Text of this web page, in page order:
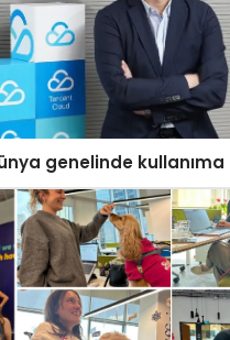
genelinde kullanıma